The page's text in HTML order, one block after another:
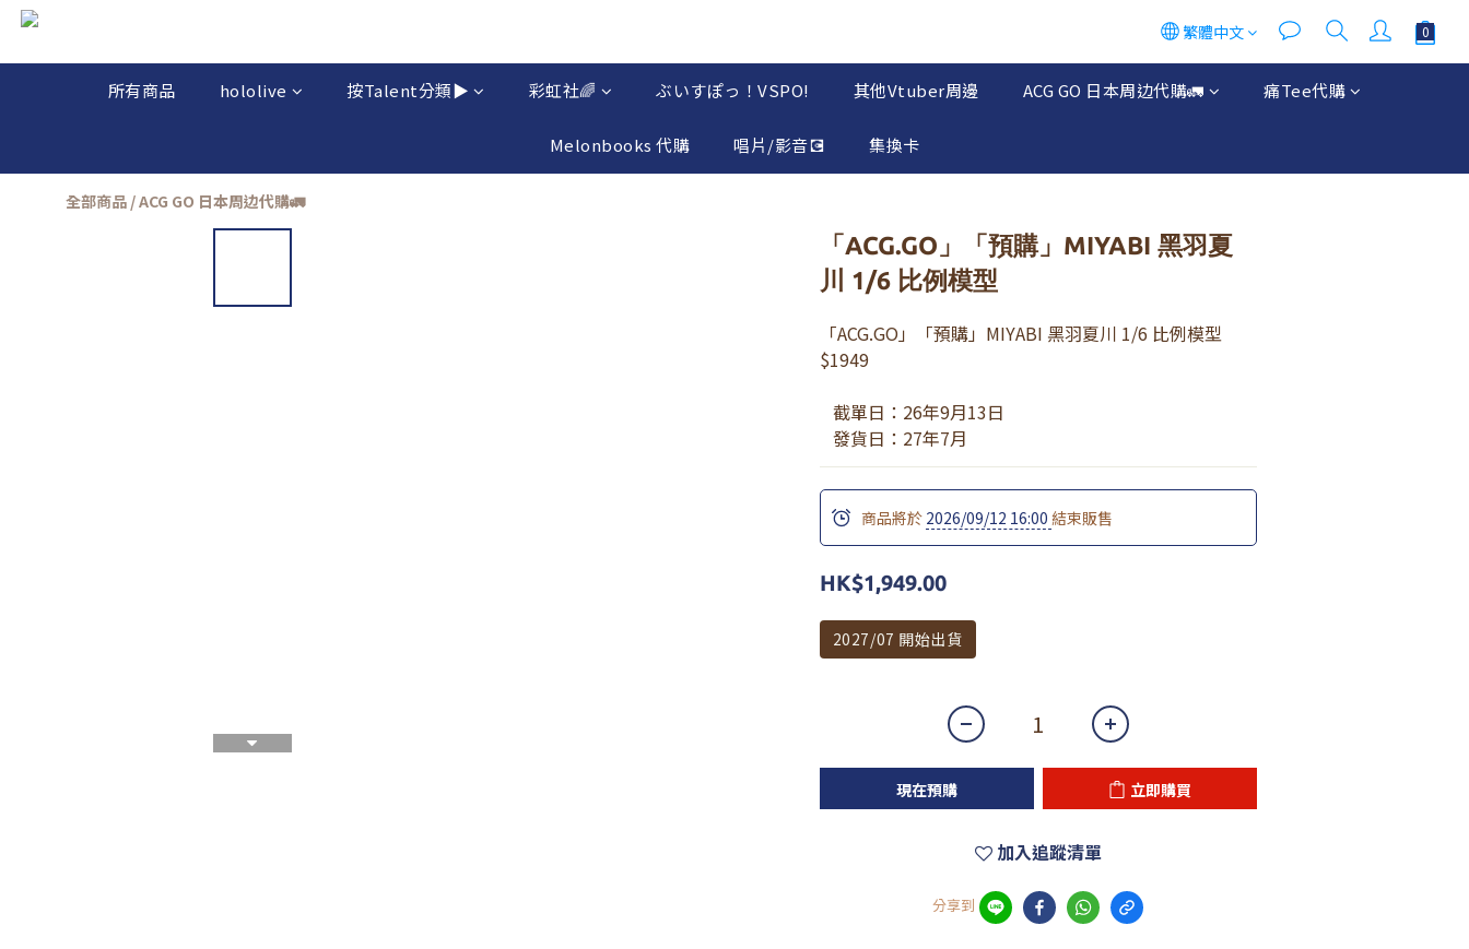
繁體中文
所有商品 hololive 按Talent分類▶️ 彩虹社🌈 ぶいすぽっ！VSPO! 其他Vtuber周邊 ACG GO 日本周边代購🚛 痛Tee代購
Melonbooks 代購 唱片/影音💽 集換卡
全部商品 /ACG GO 日本周边代購🚛
「ACG.GO」「預購」MIYABI 黑羽夏
川 1/6 比例模型
「ACG.GO」「預購」MIYABI 黑羽夏川 1/6 比例模型
$1949
   截單日：26年9月13日
   發貨日：27年7月
商品將於 2026/09/12 16:00 結束販售
HK$1,949.00
2027/07 開始出貨
現在預購 立即購買
加入追蹤清單
分享到
立即購買